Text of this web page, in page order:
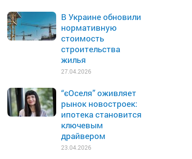
В Украине обновили
нормативную
стоимость
строительства
жилья
27.04.2026
“єОселя” оживляет
рынок новостроек:
ипотека становится
ключевым
драйвером
23.04.2026